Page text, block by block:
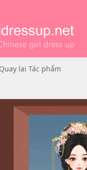
Quay lại Tác phẩm